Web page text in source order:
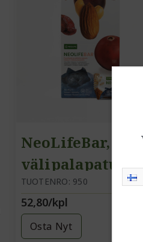
NeoLifeBar,
TUOTENRO: 950
52,80/kpl
Osta Nyt